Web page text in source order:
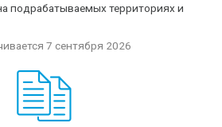
подрабатываемых территориях и
7 сентября 2026